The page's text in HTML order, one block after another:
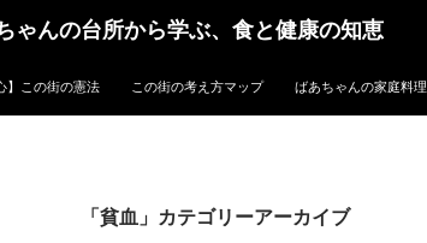
ゃんの台所から学ぶ、食と健康の知恵
】この街の憲法 この街の考え方マップ ばあちゃんの家庭料理
「貧血」カテゴリーアーカイブ